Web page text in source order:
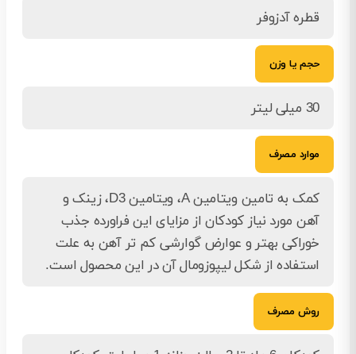
قطره آدزوفر
حجم یا وزن
30 میلی لیتر
موارد مصرف
کمک به تامین ویتامین A، ویتامین D3، زینک و
آهن مورد نیاز کودکان از مزایای این فراورده جذب
خوراکی بهتر و عوارض گوارشی کم تر آهن به علت
استفاده از شکل لیپوزومال آن در این محصول است.
روش مصرف